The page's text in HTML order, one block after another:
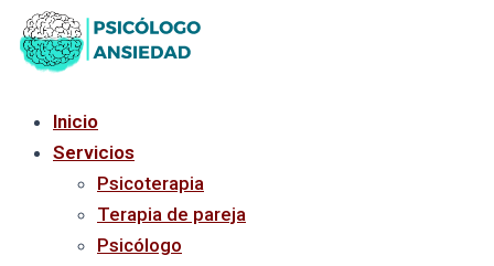
al
contenido
Inicio
Servicios
Psicoterapia
Terapia de pareja
Psicólogo